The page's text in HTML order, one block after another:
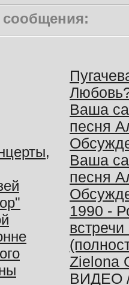
Ваша
песня
Ваша
песня
1990 -
Zielona
ВИДЕО